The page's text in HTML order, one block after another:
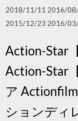
2018/11/11 2016/
2015/12/23 2016/
Action-Star
Action-Star
ア
ションディ